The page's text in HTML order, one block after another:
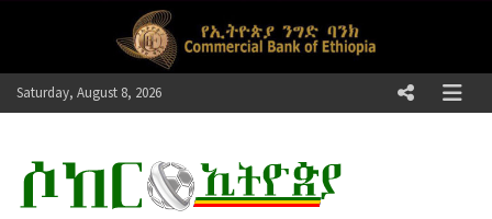
Saturday, August 8, 2026